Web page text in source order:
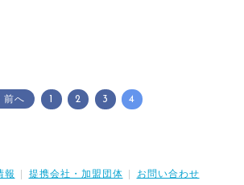
前へ 1 2 3 4
報 提携会社・加盟団体 お問い合わせ